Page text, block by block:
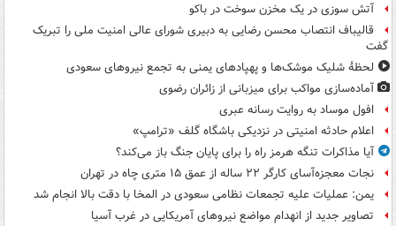
آتش سوزی در یک مخزن سوخت در باکو
قالیباف انتصاب محسن رضایی به دبیری شورای عالی امنیت ملی را تبریک
گفت
لحظۀ شلیک موشک‌ها و پهپادهای یمنی به تجمع نیروهای سعودی
آماده‌سازی مواکب برای میزبانی از زائران رضوی
افول موساد به روایت رسانه عبری
اعلام حادثه امنیتی در نزدیکی باشگاه گلف «ترامپ»
آیا مذاکرات تنگه هرمز راه را برای پایان جنگ باز می‌کند؟
نجات معجزه‌آسای کارگر ۲۲ ساله از عمق ۱۵ متری چاه در تهران
یمن: عملیات علیه تجمعات نظامی سعودی در المخا با دقت بالا انجام شد
تصاویر جدید از انهدام مواضع نیروهای آمریکایی در غرب آسیا